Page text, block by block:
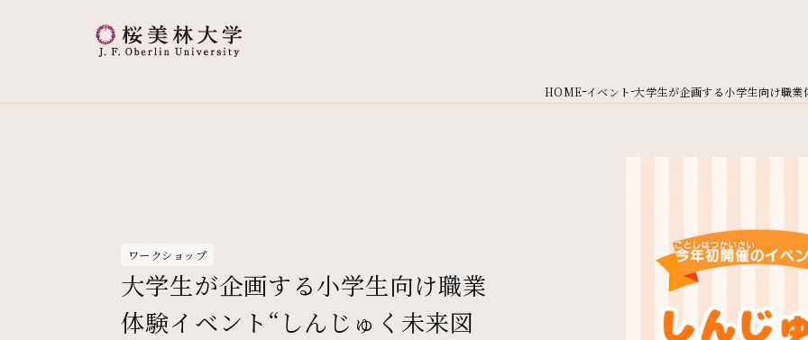
桜美林大学 トップページ
HOME イベント 大学生が企画する小学生向け職
ワークショップ
大学生が企画する小学生向け職業
体験イベント“しんじゅく未来図